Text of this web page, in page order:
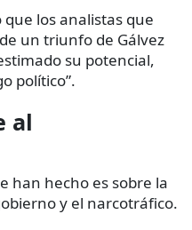
los analistas que
un triunfo de Gálvez
su potencial,
político”.
al
han hecho es sobre la
y el narcotráfico.